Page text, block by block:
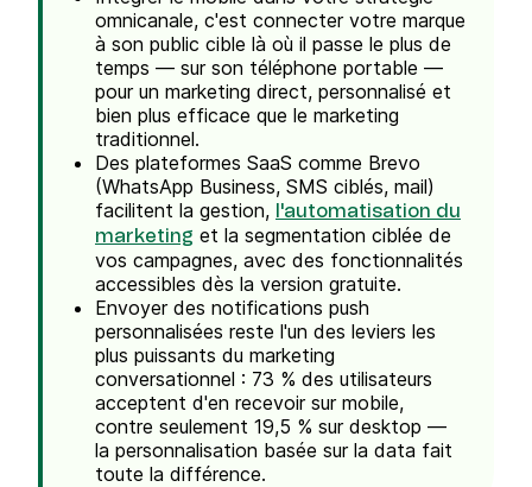
omnicanale, c'est connecter votre marque
à son public cible là où il passe le plus de
temps — sur son téléphone portable —
pour un marketing direct, personnalisé et
bien plus efficace que le marketing
traditionnel.
Des plateformes SaaS comme Brevo
(WhatsApp Business, SMS ciblés, mail)
facilitent la gestion,
l'automatisation du
marketing et la segmentation ciblée de
vos campagnes, avec des fonctionnalités
accessibles dès la version gratuite.
Envoyer des notifications push
personnalisées reste l'un des leviers les
plus puissants du marketing
conversationnel : 73 % des utilisateurs
acceptent d'en recevoir sur mobile,
contre seulement 19,5 % sur desktop —
la personnalisation basée sur la data fait
toute la différence.